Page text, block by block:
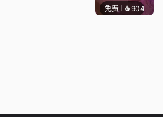
免费 904辰东